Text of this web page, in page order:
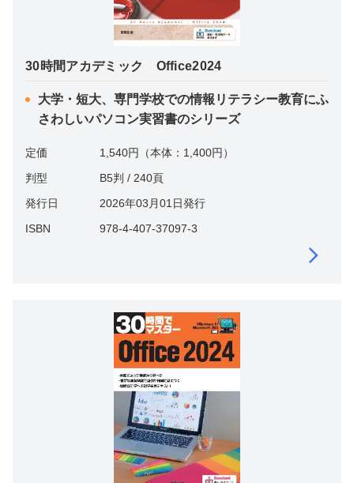
30時間アカデミック Office2024
大学・短大、専門学校での情報リテラシー教育にふ
さわしいパソコン実習書のシリーズ
定価
1,540円（本体：1,400円）
判型
B5判 / 240頁
発行日
2026年03月01日発行
ISBN
978-4-407-37097-3